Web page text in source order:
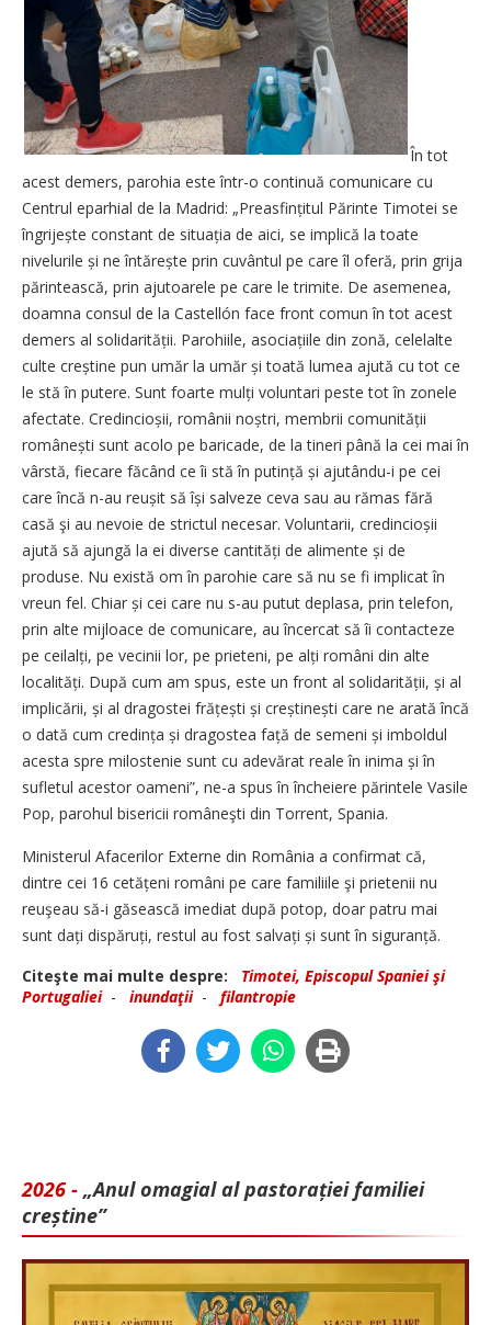
În tot
acest demers, parohia este într-o continuă comunicare cu
Centrul eparhial de la Madrid: „Prea­sfințitul Părinte Timotei se
îngri­jește constant de situația de aici, se implică la toate
nivelurile și ne întărește prin cuvântul pe care îl oferă, prin grija
părintească, prin ajutoarele pe care le trimite. De asemenea,
doamna consul de la Castellón face front comun în tot acest
demers al solidarității. Parohiile, asociațiile din zonă, celelalte
culte creștine pun umăr la umăr și toată lumea ajută cu tot ce
le stă în putere. Sunt foarte mulți voluntari peste tot în zonele
afectate. Credincioșii, românii noștri, membrii comunității
românești sunt acolo pe baricade, de la tineri până la cei mai în
vârstă, fiecare făcând ce îi stă în putință și ajutându-i pe cei
care încă n-au reușit să își salveze ceva sau au rămas fără
casă şi au nevoie de strictul necesar. Voluntarii, credincioșii
ajută să ajungă la ei diverse cantități de alimente și de
produse. Nu există om în parohie care să nu se fi implicat în
vreun fel. Chiar și cei care nu s-au putut deplasa, prin telefon,
prin alte mijloace de comunicare, au încercat să îi contacteze
pe cei­lalți, pe vecinii lor, pe prieteni, pe alți români din alte
localități. După cum am spus, este un front al soli­darității, și al
implicării, și al dragostei frățești și creștinești care ne arată încă
o dată cum credința și dragostea față de semeni și imboldul
acesta spre milostenie sunt cu adevărat reale în inima și în
sufletul acestor oameni”, ne-a spus în încheiere părintele Vasile
Pop, parohul bisericii româneşti din Torrent, Spania.
Ministerul Afacerilor Externe din România a confirmat că,
dintre cei 16 cetățeni români pe care familiile şi prietenii nu
reuşeau să-i găsească imediat după potop, doar patru mai
sunt dați dispăruți, restul au fost salvați și sunt în sigu­ranță.
Citeşte mai multe despre:
Timotei, Episcopul Spaniei şi
Portugaliei- inundaţii- filantropie
2026 - „Anul omagial al pastorației familiei
creștine”